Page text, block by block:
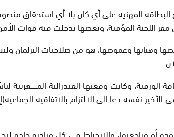
البطاقة المهنية على أي كان بلا أي
اللجنة المؤقتة، وبعضها تدخلت فيه قوات
وهناتها وغموضها، هو من صلاحيات البرلمان
وكانت وقعتها الفيدرالية
نفسه دعا الى الالتزام بالاتفاقية